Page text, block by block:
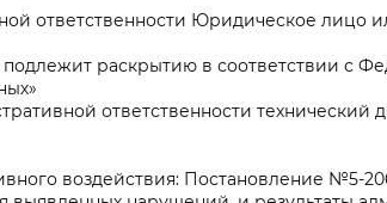
ответственности Юридическое лицо
раскрытию в соответствии с
ответственности технический
воздействия: Постановление №5-